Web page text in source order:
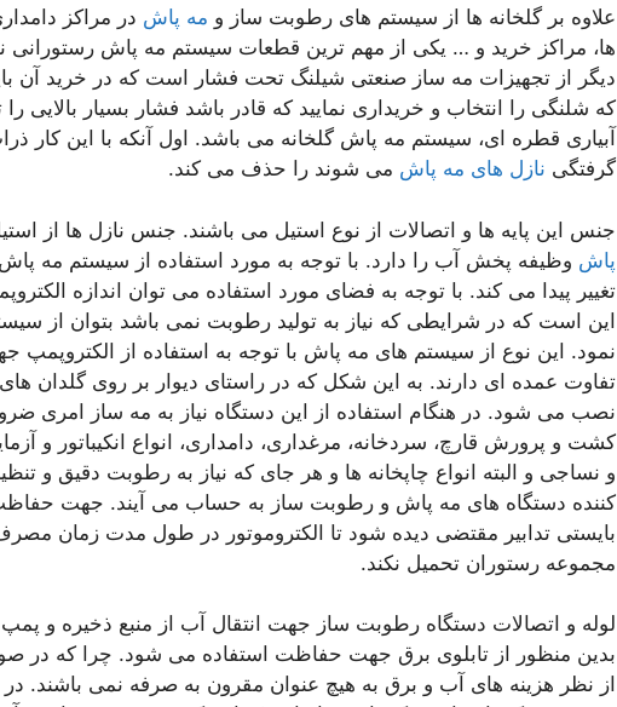
علاوه بر گلخانه ها از سیستم های رطوبت ساز و مه پاش در مراکز
ها، مراکز خرید و … یکی از مهم ترین قطعات سیستم مه پاش
دیگر از تجهیزات مه ساز صنعتی شیلنگ تحت فشار است که در خرید آن
که شلنگی را انتخاب و خریداری نمایید که قادر باشد فشار بسیار
آبیاری قطره ای، سیستم مه پاش گلخانه می باشد. اول آنکه با این کار
گرفتگی نازل های مه پاش می شوند را حذف می کند.
جنس این پایه ها و اتصالات از نوع استیل می باشند. جنس نازل ها از
پاش وظیفه پخش آب را دارد. با توجه به مورد استفاده از سیستم مه پاش
تغییر پیدا می کند. با توجه به فضای مورد استفاده می توان اندازه
این است که در شرایطی که نیاز به تولید رطوبت نمی باشد بتوان از
نمود. این نوع از سیستم های مه پاش با توجه به استفاده از الکتروپمپ
تفاوت عمده ای دارند. به این شکل که در راستای دیوار بر روی
نصب می شود. در هنگام استفاده از این دستگاه نیاز به مه ساز امری
کشت و پرورش قارچ، سردخانه، مرغداری، دامداری، انواع انکیباتور و
و نساجی و البته انواع چاپخانه ها و هر جای که نیاز به رطوبت دقیق و
کننده دستگاه های مه پاش و رطوبت ساز به حساب می آیند. جهت
بایستی تدابیر مقتضی دیده شود تا الکتروموتور در طول مدت زمان
مجموعه رستوران تحمیل نکند.
لوله و اتصالات دستگاه رطوبت ساز جهت انتقال آب از منبع ذخیره و
بدین منظور از تابلوی برق جهت حفاظت استفاده می شود. چرا که در
از نظر هزینه های آب و برق به هیچ عنوان مقرون به صرفه نمی باشند.